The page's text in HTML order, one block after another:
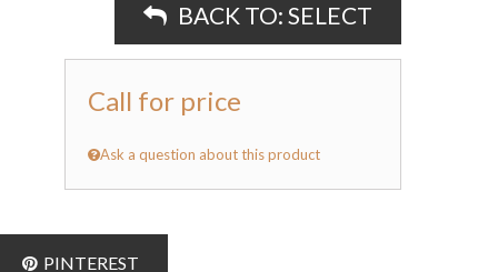
BACK TO: SELECT
Call for price
Ask a question about this product
PINTEREST